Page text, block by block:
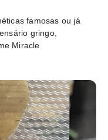
famosas ou já
gringo,
Miracle